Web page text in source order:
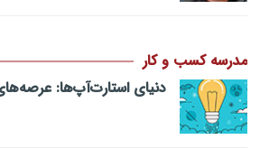
مدرسه کسب و کار
دنیای استارت‌آپ‌ها: